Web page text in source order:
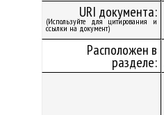
URI документа:
(Используйте для цитирования и
ссылки на документ)
Расположен в
разделе: